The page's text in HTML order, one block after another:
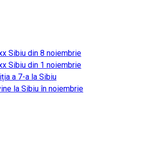
Sibiu din 8 noiembrie
Sibiu din 1 noiembrie
a 7-a la Sibiu
la Sibiu în noiembrie